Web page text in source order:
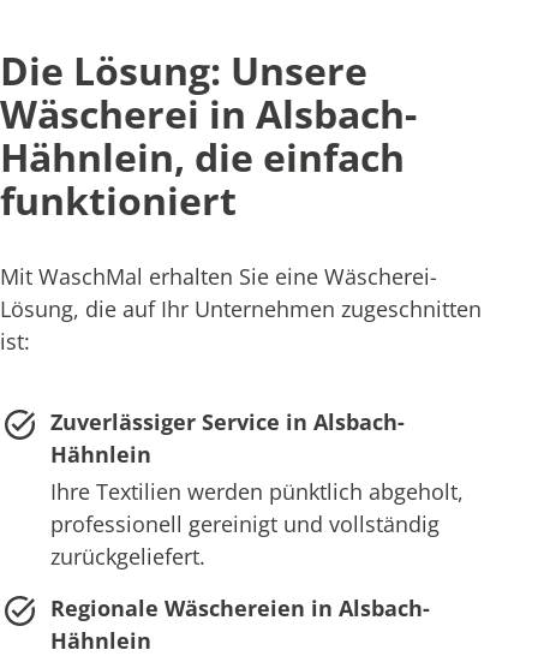
Die Lösung: Unsere
Wäscherei in Alsbach-
Hähnlein, die einfach
funktioniert
Mit WaschMal erhalten Sie eine Wäscherei-
Lösung, die auf Ihr Unternehmen zugeschnitten
ist:
Zuverlässiger Service in Alsbach-
Hähnlein
Ihre Textilien werden pünktlich abgeholt,
professionell gereinigt und vollständig
zurückgeliefert.
Regionale Wäschereien in Alsbach-
Hähnlein